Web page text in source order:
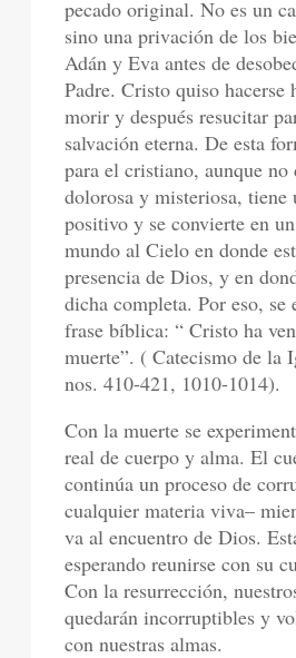
pecado original. No es un
sino una privación de los
Adán y Eva antes de
Padre. Cristo quiso hacerse
morir y después resucitar
salvación eterna. De esta
para el cristiano, aunque no
dolorosa y misteriosa, tiene
positivo y se convierte en
mundo al Cielo en donde
presencia de Dios, y en
dicha completa. Por eso, se
frase bíblica: “ Cristo ha
muerte”. ( Catecismo de la
nos. 410-421, 1010-1014).
Con la muerte se
real de cuerpo y alma. El
continúa un proceso de
cualquier materia viva–
va al encuentro de Dios.
esperando reunirse con su
Con la resurrección,
quedarán incorruptibles y
con nuestras almas.